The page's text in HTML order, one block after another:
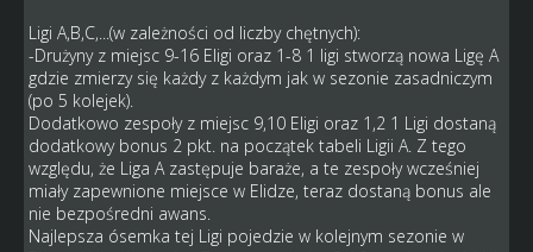
Ligi A,B,C,...(w zależności od liczby chętnych):
-Drużyny z miejsc 9-16 Eligi oraz 1-8 1 ligi stworzą nowa Ligę A
gdzie zmierzy się każdy z każdym jak w sezonie zasadniczym
(po 5 kolejek).
Dodatkowo zespoły z miejsc 9,10 Eligi oraz 1,2 1 Ligi dostaną
dodatkowy bonus 2 pkt. na początek tabeli Ligii A. Z tego
względu, że Liga A zastępuje baraże, a te zespoły wcześniej
miały zapewnione miejsce w Elidze, teraz dostaną bonus ale
nie bezpośredni awans.
Najlepsza ósemka tej Ligi pojedzie w kolejnym sezonie w